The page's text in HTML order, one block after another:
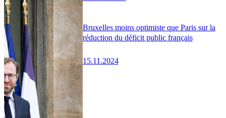
Bruxelles moins optimiste que Paris sur la
réduction du déficit public français
15.11.2024